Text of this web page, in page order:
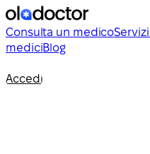
Consulta un medicoServizi
mediciBlog
Accedi